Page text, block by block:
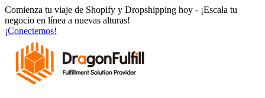
Ir
al
contenido
Comienza tu viaje de Shopify y Dropshipping hoy - ¡Escala tu
negocio en línea a nuevas alturas!
¡Conectemos!